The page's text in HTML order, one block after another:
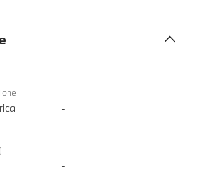
-
-